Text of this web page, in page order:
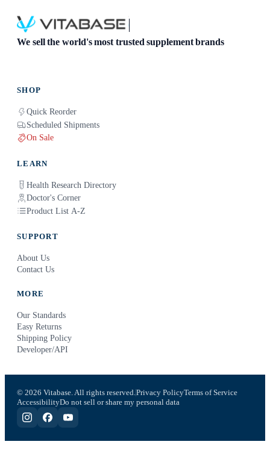
We sell the world's most trusted supplement brands
SHOP
Quick Reorder
Scheduled Shipments
On Sale
LEARN
Health Research Directory
Doctor's Corner
Product List A-Z
SUPPORT
About Us
Contact Us
MORE
Our Standards
Easy Returns
Shipping Policy
Developer/API
© 2026 Vitabase. All rights reserved.Privacy PolicyTerms of Service
AccessibilityDo not sell or share my personal data